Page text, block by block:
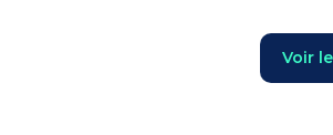
Voir